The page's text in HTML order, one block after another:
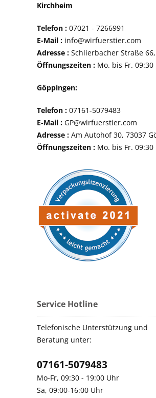
Kirchheim
Telefon :
E-Mail : info@wirfuerstier.com
Adresse : Schlierbacher
Öffnungszeiten : Mo. bis Fr.
Göppingen:
Telefon :
E-Mail : GP@wirfuerstier.com
Adresse : Am Autohof 30,
Öffnungszeiten : Mo. bis Fr.
Service Hotline
Telefonische Unterstützung und
Beratung unter:
07161-5079483
Mo-Fr, 09:30 - 19:00 Uhr
Sa, 09:00-16:00 Uhr